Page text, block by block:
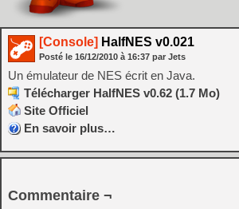
[Console] HalfNES v0.021
Posté le 16/12/2010 à 16:37 par Jets
Un émulateur de NES écrit en Java.
Télécharger HalfNES v0.62 (1.7 Mo)
Site Officiel
En savoir plus…
Commentaire ¬